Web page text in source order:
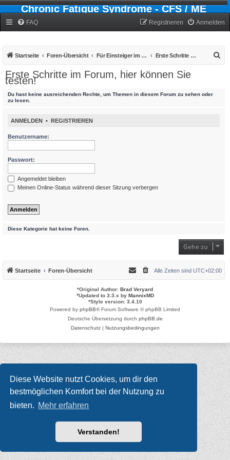
Diese Website nutzt Cookies, um dir den
bestmöglichen Komfort bei der Nutzung zu
bieten. Mehr erfahren
Verstanden!
Chronic Fatigue Syndrome - CFS / ME
FAQ Anmelden
Registrieren
Startseite Foren-Übersicht Für Einsteiger im CFS- Forum Erste Schritte im Forum, hier können Sie testen!
Erste Schritte im Forum, hier können Sie
testen!
Du hast keine ausreichenden Rechte, um Themen in diesem Forum zu sehen oder
zu lesen.
ANMELDEN • REGISTRIEREN
Benutzername:
Passwort:
Angemeldet bleiben
Meinen Online-Status während dieser Sitzung verbergen
Diese Kategorie hat keine Foren.
Gehe zu
Startseite Foren-Übersicht Alle Zeiten sind UTC+02:00
*Original Author: Brad Veryard
*Updated to 3.3.x by MannixMD
*Style version: 3.4.10
Powered by phpBB® Forum Software © phpBB Limited
Deutsche Übersetzung durch phpBB.de
Datenschutz| Nutzungsbedingungen